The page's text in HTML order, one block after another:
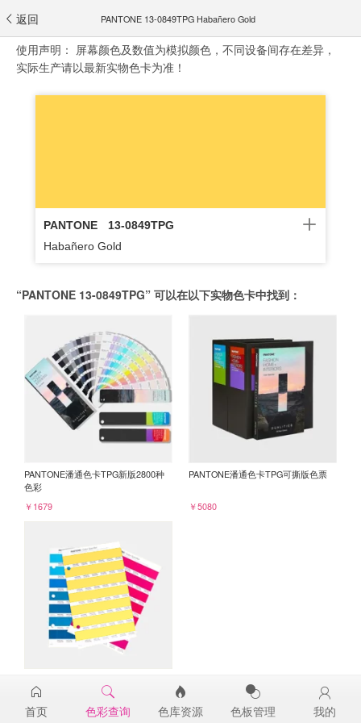
返回 PANTONE 13-0849TPG Habañero Gold
使用声明： 屏幕颜色及数值为模拟颜色，不同设备间存在差异，
实际生产请以最新实物色卡为准！
PANTONE
13-0849TPG
Habañero Gold
“PANTONE 13-0849TPG” 可以在以下实物色卡中找到：
PANTONE潘通色卡TPG新版2800种
色彩
￥1679
PANTONE潘通色卡TPG可撕版色票
￥5080
13-0849TPG
￥98
首页 色彩查询 色库资源 色板管理 我的